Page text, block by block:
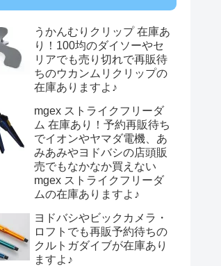
うかんむりクリップ 在庫あ
り！100均のダイソーやセ
リアでも売り切れで再販待
ちのウカンムリクリップの
在庫ありますよ♪
mgex ストライクフリーダ
ム 在庫あり！予約再販待ち
でイオンやヤマダ電機、あ
みあみやヨドバシの店頭販
売でもなかなか買えない
mgex ストライクフリーダ
ムの在庫ありますよ♪
ヨドバシやビックカメラ・
ロフトでも再販予約待ちの
クルトガダイブが在庫あり
ますよ♪